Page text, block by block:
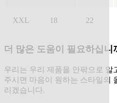
XXL 18 22
더 많은 도움이 필요하십니
우리는 우리 제품을 안팎으로 알
주시면 마음이 원하는 스타일의
리겠습니다.